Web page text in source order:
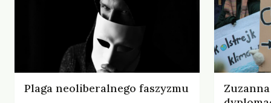
Plaga neoliberalnego faszyzmu